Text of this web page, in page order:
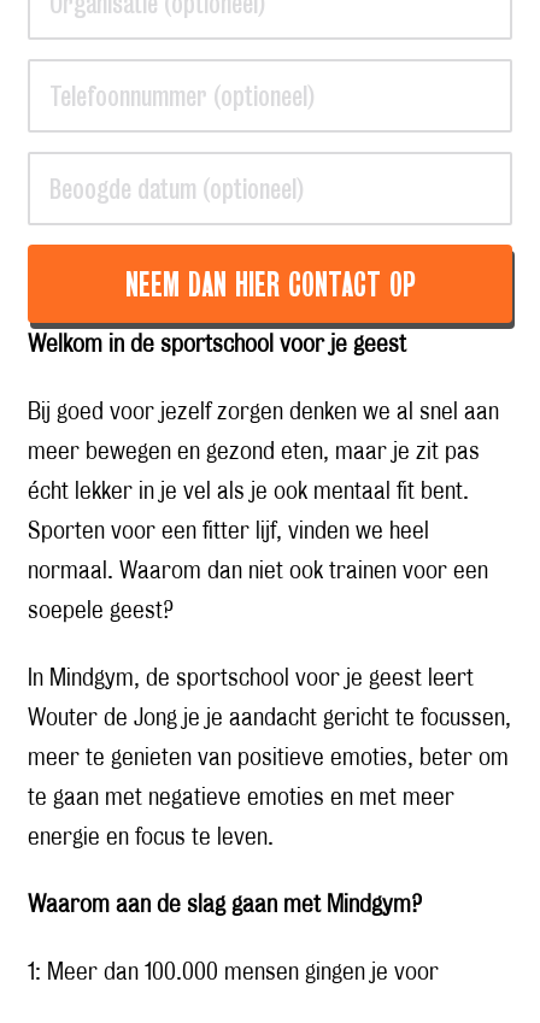
NEEM DAN HIER CONTACT OP
Welkom in de sportschool voor je geest
Bij goed voor jezelf zorgen denken we al snel aan
meer bewegen en gezond eten, maar je zit pas
écht lekker in je vel als je ook mentaal fit bent.
Sporten voor een fitter lijf, vinden we heel
normaal. Waarom dan niet ook trainen voor een
soepele geest?
In Mindgym, de sportschool voor je geest leert
Wouter de Jong je je aandacht gericht te focussen,
meer te genieten van positieve emoties, beter om
te gaan met negatieve emoties en met meer
energie en focus te leven.
Waarom aan de slag gaan met Mindgym?
1: Meer dan 100.000 mensen gingen je voor